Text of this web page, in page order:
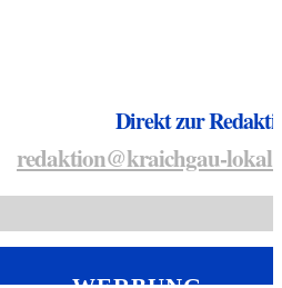
Direkt zur
redaktion@kraichgau-